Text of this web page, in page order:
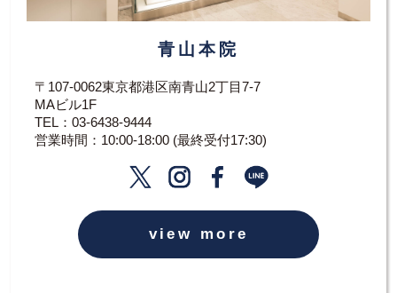
青山本院
〒107-0062東京都港区南青山2丁目7-7
MAビル1F
TEL： 03-6438-9444
営業時間：10:00-18:00 (最終受付17:30)
view more